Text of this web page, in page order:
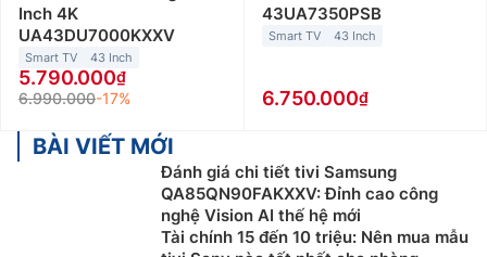
Inch 4K
UA43DU7000KXXV
Smart TV 43 Inch
5.790.000
6.990.000-17%
43UA7350PSB
Smart TV 43 Inch
6.750.000
BÀI VIẾT MỚI
Đánh giá chi tiết tivi Samsung
QA85QN90FAKXXV: Đỉnh cao công
nghệ Vision AI thế hệ mới
Tài chính 15 đến 10 triệu: Nên mua mẫu